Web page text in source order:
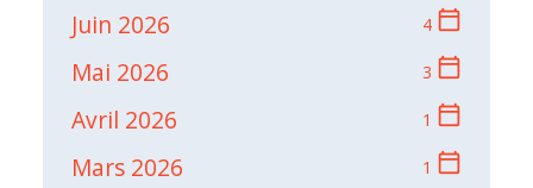
Juin 2026 4 calendar_today
Mai 2026 3 calendar_today
Avril 2026 1 calendar_today
Mars 2026 1 calendar_today